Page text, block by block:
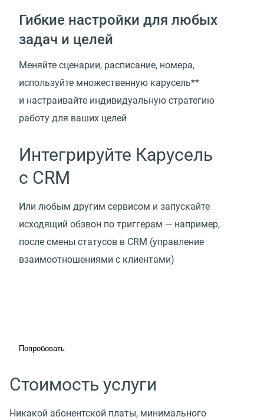
Гибкие настройки для любых
задач и целей
Меняйте сценарии, расписание, номера,
используйте множественную карусель**
и настраивайте индивидуальную стратегию
работу для ваших целей
Интегрируйте Карусель
с CRM
Или любым другим сервисом и запускайте
исходящий обзвон по триггерам — например,
после смены статусов в CRM (управление
взаимоотношениями с клиентами)
Попробовать
Стоимость услуги
Никакой абонентской платы, минимального